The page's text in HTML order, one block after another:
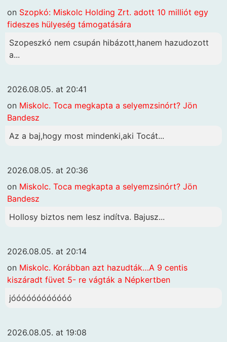
on Szopkó: Miskolc Holding Zrt. adott 10 milliót egy
fideszes hülyeség támogatására
Szopeszkó nem csupán hibázott,hanem hazudozott
a...
2026.08.05. at 20:41
on Miskolc. Toca megkapta a selyemzsinórt? Jön
Bandesz
Az a baj,hogy most mindenki,aki Tocát...
2026.08.05. at 20:36
on Miskolc. Toca megkapta a selyemzsinórt? Jön
Bandesz
Hollosy biztos nem lesz indítva. Bajusz...
2026.08.05. at 20:14
on Miskolc. Korábban azt hazudták…A 9 centis
kiszáradt füvet 5- re vágták a Népkertben
jóóóóóóóóóóóó
2026.08.05. at 19:08